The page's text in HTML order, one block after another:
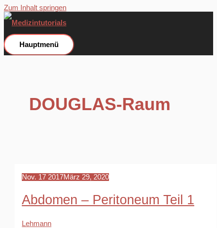
Zum Inhalt springen
Hauptmenü
DOUGLAS-Raum
Nov. 17 2017März 29, 2020
Abdomen – Peritoneum Teil 1
Lehmann